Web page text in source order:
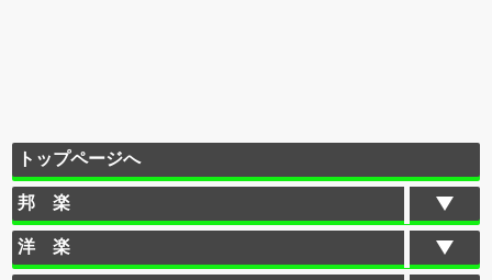
トップページへ
邦 楽
洋 楽